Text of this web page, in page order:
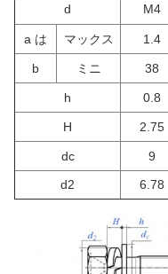
d M4
a は マックス 1.4
b ミニ 38
h 0.8
H 2.75
dc 9
d2 6.78